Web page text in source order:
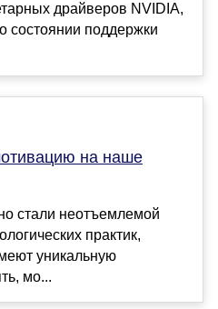
драйверов NVIDIA,
состоянии поддержки
на наше
стали неотъемлемой
практик,
уникальную
мо...